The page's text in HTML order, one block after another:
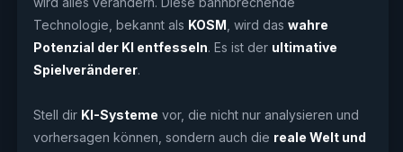
Technologie, bekannt als KOSM , wird das wahre
Potenzial der KI entfesseln. Es ist der ultimative
Spielveränderer.
Stell dir KI-Systeme vor, die nicht nur analysieren und
vorhersagen können, sondern auch die reale Welt und